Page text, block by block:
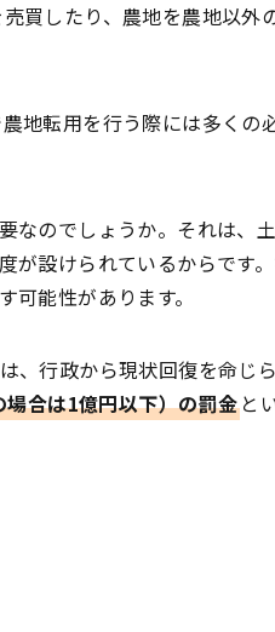
買したり、農地を農地以外
地転用を行う際には多くの
なのでしょうか。それは、
が設けられているからです
能性があります。
、行政から現状回復を命じ
合は1億円以下）の罰金と